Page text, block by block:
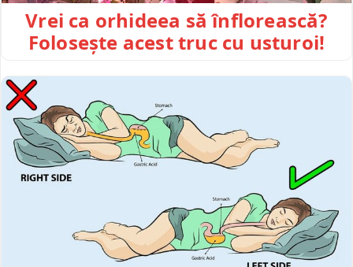
Vrei ca orhideea să înflorească?
Folosește acest truc cu usturoi!